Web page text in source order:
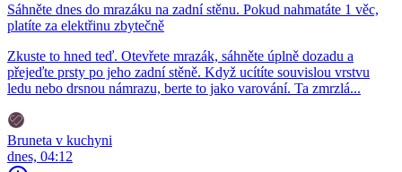
Sáhněte dnes do mrazáku na zadní stěnu. Pokud nahmatáte 1 věc,
platíte za elektřinu zbytečně
Zkuste to hned teď. Otevřete mrazák, sáhněte úplně dozadu a
přejeďte prsty po jeho zadní stěně. Když ucítíte souvislou vrstvu
ledu nebo drsnou námrazu, berte to jako varování. Ta zmrzlá...
Bruneta v kuchyni
dnes, 04:12